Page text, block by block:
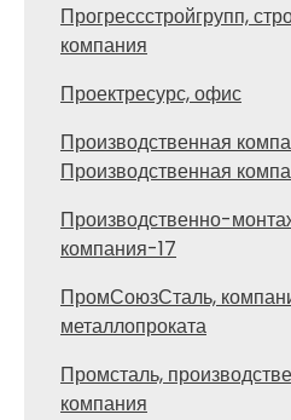
Прогрессстройгрупп,
компания
Проектресурс, офис
Производственная
Производственная
Производственно-
компания-17
ПромСоюзСталь,
металлопроката
Промсталь,
компания